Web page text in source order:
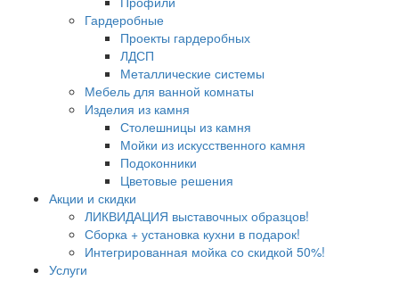
Гардеробные
Проекты гардеробных
ЛДСП
Металлические системы
Мебель для ванной комнаты
Изделия из камня
Столешницы из камня
Мойки из искусственного камня
Подоконники
Цветовые решения
Акции и скидки
ЛИКВИДАЦИЯ выставочных образцов!
Сборка + установка кухни в подарок!
Интегрированная мойка со скидкой 50%!
Услуги